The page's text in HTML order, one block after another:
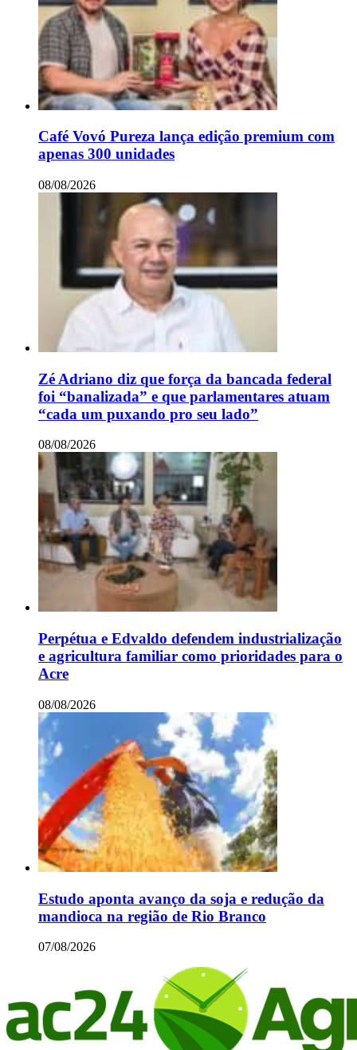
Café Vovó Pureza lança edição premium com
apenas 300 unidades
08/08/2026
Zé Adriano diz que força da bancada federal
foi “banalizada” e que parlamentares atuam
“cada um puxando pro seu lado”
08/08/2026
Perpétua e Edvaldo defendem industrialização
e agricultura familiar como prioridades para o
Acre
08/08/2026
Estudo aponta avanço da soja e redução da
mandioca na região de Rio Branco
07/08/2026